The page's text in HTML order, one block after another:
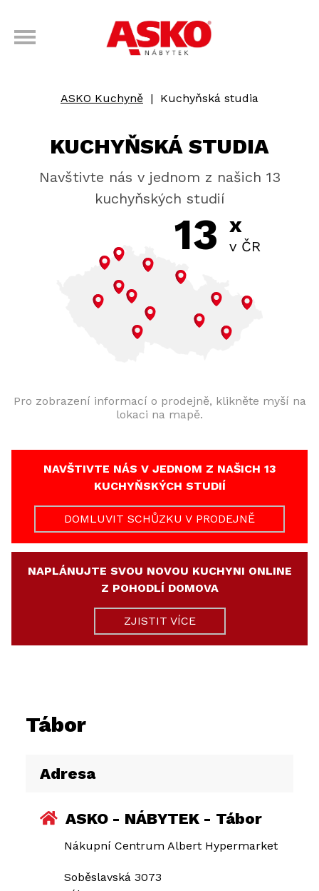
ASKO Kuchyně | Kuchyňská studia
KUCHYŇSKÁ STUDIA
Navštivte nás v jednom z našich 13
kuchyňských studií
13 x
v ČR
Pro zobrazení informací o prodejně, klikněte myší na
lokaci na mapě.
NAVŠTIVTE NÁS V JEDNOM Z NAŠICH 13
KUCHYŇSKÝCH STUDIÍ
DOMLUVIT SCHŮZKU V PRODEJNĚ
NAPLÁNUJTE SVOU NOVOU KUCHYNI ONLINE
Z POHODLÍ DOMOVA
ZJISTIT VÍCE
Tábor
Adresa
ASKO - NÁBYTEK - Tábor
Nákupní Centrum Albert Hypermarket
Soběslavská 3073